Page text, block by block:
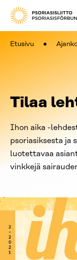
Etusivu
Tilaa
Ihon aika -
psoriasiksesta ja
luotettavaa
vinkkejä